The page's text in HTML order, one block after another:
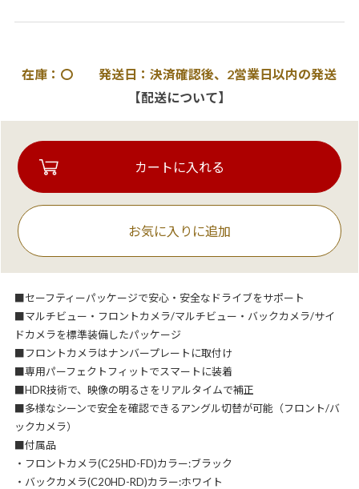
在庫：〇 発送日：決済確認後、2営業日以内の発送
【配送について】
お気に入りに追加
■セーフティーパッケージで安心・安全なドライブをサポート
■マルチビュー・フロントカメラ/マルチビュー・バックカメラ/サイ
ドカメラを標準装備したパッケージ
■フロントカメラはナンバープレートに取付け
■専用パーフェクトフィットでスマートに装着
■HDR技術で、映像の明るさをリアルタイムで補正
■多様なシーンで安全を確認できるアングル切替が可能（フロント/バ
ックカメラ）
■付属品
・フロントカメラ(C25HD-FD)カラー:ブラック
・バックカメラ(C20HD-RD)カラー:ホワイト